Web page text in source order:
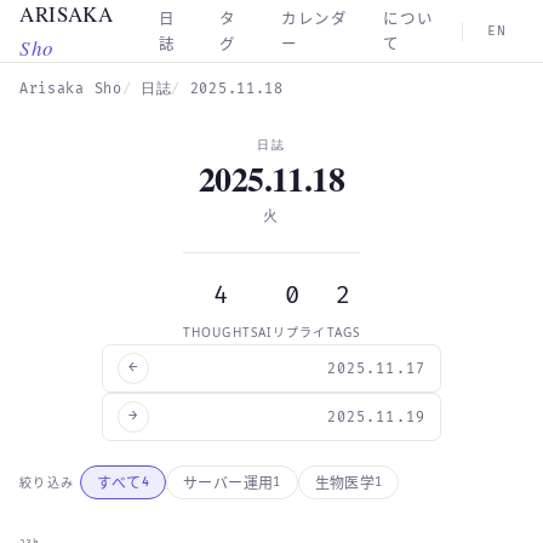
Skip to main content
ARISAKA
Sho
日
誌
タ
グ
カレンダ
ー
につい
て
EN
Arisaka Sho 日誌 2025.11.18
← 2025.11.17
日誌
2025.11.18
火
4
THOUGHTS
0
AIリプライ
2
TAGS
2025.11.19
→
絞り込み すべて4 サーバー運用1 生物医学1